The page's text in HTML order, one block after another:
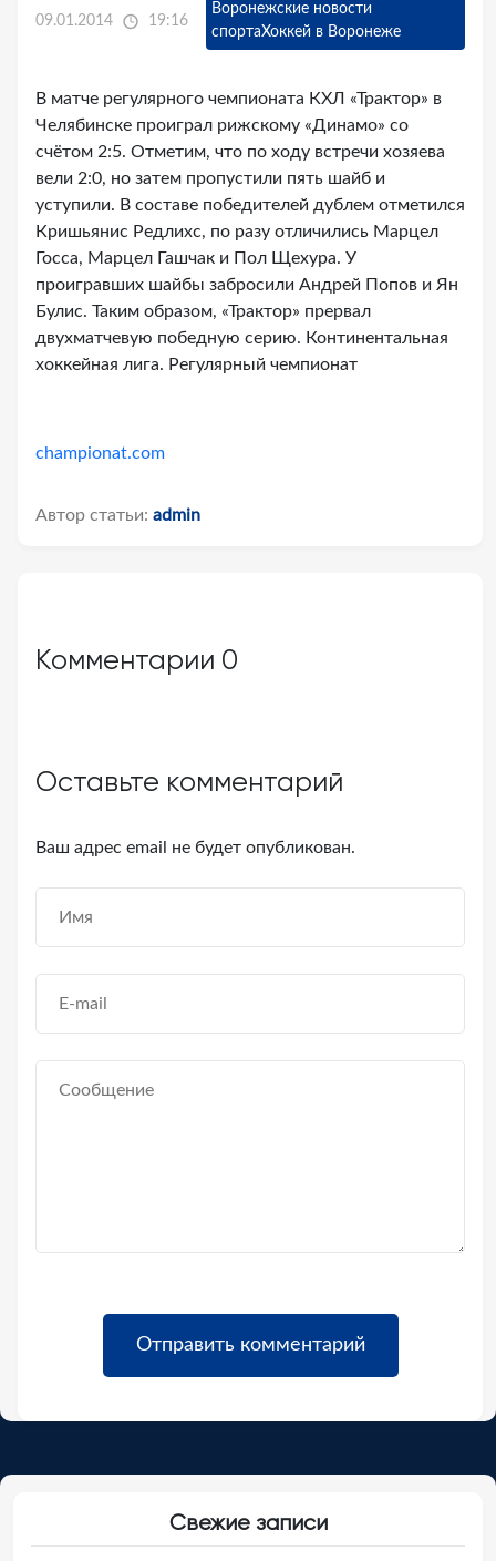
09.01.2014 19:16
Воронежские новости
спортаХоккей в Воронеже
В матче регулярного чемпионата КХЛ «Трактор» в
Челябинске проиграл рижскому «Динамо» со
счётом 2:5. Отметим, что по ходу встречи хозяева
вели 2:0, но затем пропустили пять шайб и
уступили. В составе победителей дублем отметился
Кришьянис Редлихс, по разу отличились Марцел
Госса, Марцел Гашчак и Пол Щехура. У
проигравших шайбы забросили Андрей Попов и Ян
Булис. Таким образом, «Трактор» прервал
двухматчевую победную серию. Континентальная
хоккейная лига. Регулярный чемпионат
championat.com
Автор статьи: admin
Комментарии 0
Оставьте комментарий
Ваш адрес email не будет опубликован.
Свежие записи